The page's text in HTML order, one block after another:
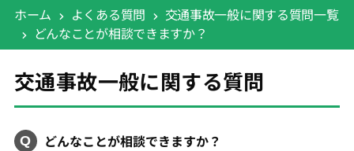
ホーム よくある質問
交通事故一般に関する質問一覧
どんなことが相談できますか？
交通事故一般に関する質問
どんなことが相談できますか？